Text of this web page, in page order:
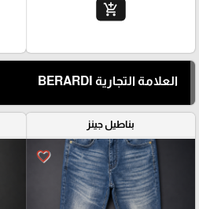
add_shopping_cart
العلامة التجارية BERARDI
بناطيل جينز
favorite_border